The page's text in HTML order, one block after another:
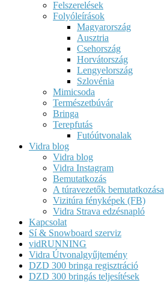
Felszerelések
Folyóleírások
Magyarország
Ausztria
Csehország
Horvátország
Lengyelország
Szlovénia
Mimicsoda
Természetbúvár
Bringa
Terepfutás
Futóútvonalak
Vidra blog
Vidra blog
Vidra Instagram
Bemutatkozás
A túravezetők bemutatkozása
Vizitúra fényképek (FB)
Vidra Strava edzésnapló
Kapcsolat
Sí & Snowboard szerviz
vidRUNNING
Vidra Útvonalgyűjtemény
DZD 300 bringa regisztráció
DZD 300 bringás teljesítések